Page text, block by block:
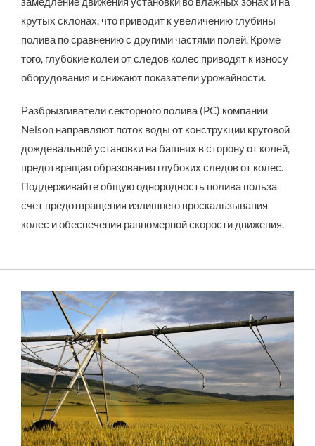
крутых склонах, что приводит к увеличению глубины
полива по сравнению с другими частями полей. Кроме
того, глубокие колеи от следов колес приводят к износу
оборудования и снижают показатели урожайности.
Разбрызгиватели секторного полива (PC) компании
Nelson направляют поток воды от конструкции круговой
дождевальной установки на башнях в сторону от колей,
предотвращая образования глубоких следов от колес.
Поддерживайте общую однородность полива польза
счет предотвращения излишнего проскальзывания
колес и обеспечения равномерной скорости движения.